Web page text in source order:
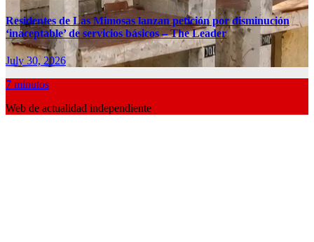
Residentes de Las Mimosas lanzan petición por disminución
‘inaceptable’ de servicios básicos – The Leader
July 30, 2026
7 minutos
Web de actualidad independiente